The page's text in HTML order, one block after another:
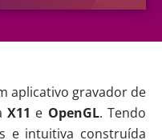
aplicativo gravador de
X11 e OpenGL. Tendo
e intuitiva construída